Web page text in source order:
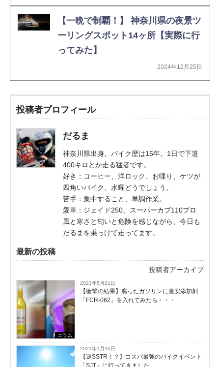
【一晩で制覇！】 神奈川県の夜景ツ
ーリングスポット14ヶ所【実際に行
ってみた】
2024年12月25日
投稿者プロフィール
だるま
神奈川県出身。バイク歴は15年。1日で下道
400キロとか走る猛者です。
好き：コーヒー、洋ロック、お喋り、ケツが
四角いバイク、水曜どうでしょう。
苦手：集中すること、単調作業。
愛車：ジェイド250、スーパーカブ110プロ
風と寒さと匂いと危険を感じながら、今日も
だるまを乗っけて走ってます。
最新の投稿
投稿者アーカイブ
コラム
2023年5月21日
【衝撃の結果】腐ったガソリンに激安添加剤
「FCR-062」を入れてみたら・・・
2023年1月10日
【逆SSTR！？】コスパ最強のバイクイベント
「SJT」に行ってきました